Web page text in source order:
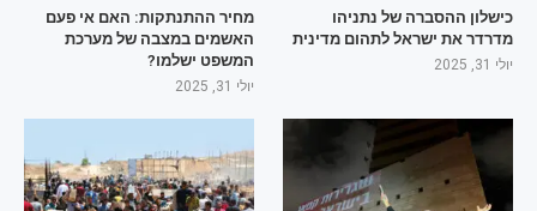
כישלון ההסברה של נתניהו
מדרדר את ישראל לתהום מדינית
יולי 31, 2025
מחיר ההתנתקות: האם אי פעם
האשמים במצבה של מערכת
המשפט ישלמו?
יולי 31, 2025